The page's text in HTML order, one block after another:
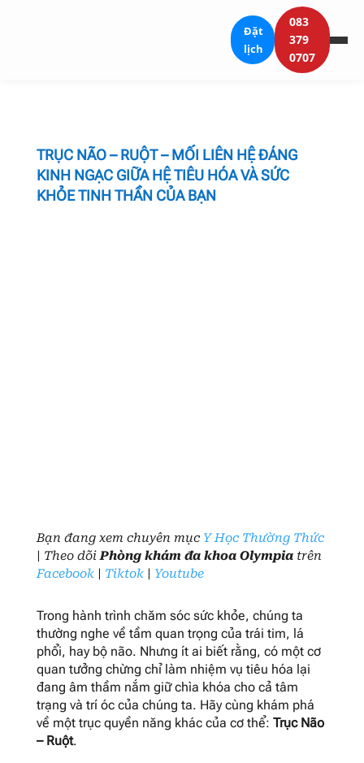
Đặt
lịch
083
379
0707
TRỤC NÃO – RUỘT – MỐI LIÊN HỆ ĐÁNG
KINH NGẠC GIỮA HỆ TIÊU HÓA VÀ SỨC
KHỎE TINH THẦN CỦA BẠN
Bạn đang xem chuyên mục Y Học Thường Thức
| Theo dõiPhòng khám đa khoa Olympiatrên
Facebook| Tiktok| Youtube
Trong hành trình chăm sóc sức khỏe, chúng ta
thường nghe về tầm quan trọng của trái tim, lá
phổi, hay bộ não. Nhưng ít ai biết rằng, có một cơ
quan tưởng chừng chỉ làm nhiệm vụ tiêu hóa lại
đang âm thầm nắm giữ chìa khóa cho cả tâm
trạng và trí óc của chúng ta. Hãy cùng khám phá
về một trục quyền năng khác của cơ thể: Trục Não
– Ruột.